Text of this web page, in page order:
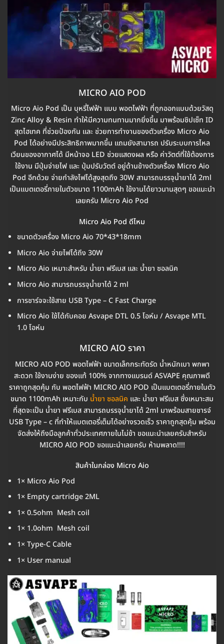
MICRO AIO POD
Micro Aio Pod เป็น บุหรี่ไฟฟ้า แบบ พอตไฟฟ้า ที่ถูกออกแบบด้วยวัสดุ
Zinc Alloy & Resin ทำให้มีความทนทานมากยิ่งขึ้น มาพร้อมชิปเซ็ท ID
สุดไฮเทค ที่ช่วยป้องกัน และ ช่วยการทำงานของตัวเครื่อง Micro Aio
Pod ได้อย่างมีประสิทธิภาพมากขึ้น แถมยังสามารถ ปรับระบบการไหล
เวียนของอากาศได้ มีหน้าจอ LED ช่วยแสดงผล หรือ ค่าวัตต์ที่ใช้ต้องการ
ใช้งาน มีปุ่มจ่ายไฟ และ ปุ่มปรับวัตต์ อยู่ด้านข้างตัวเครื่อง Micro Aio
Pod อีกด้วย จ่ายกำลังไฟได้สูงสุดถึง 30W สามารถบรรจุน้ำยาได้ 2ml
เป็นแบตเตอรี่ภายในตัวขนาด 1100mAh ใช้งานได้ยาวนานสุดๆ ขอแนะนำ
เลยครับ Micro Aio Pod
Micro Aio Pod ดีไหม
ขนาดตัวเครื่อง Micro Aio 70*43*18mm
Micro Aio จ่ายไฟได้ถึง 30W
Micro Aio เหมาะสำหรับ น้ำยา ฟรีเบส และ น้ำยา ซอลนิค
Micro Aio สามารถบรรจุน้ำยาได้ 2 ml
การชาร์จจะใช้สาย USB Type – C Fast Charge
Micro Aio ใช้ได้กับคอย Asvape DTL 0.5 โอห์ม / Asvape MTL
1.0 โอห์ม
MICRO AIO ราคา
MICRO AIO POD พอตไฟฟ้า ขนาดเล็กกระทัดรัด น้ำหนักเบา พกพา
สะดวก ใช้งานง่าย ของแท้ 100% จากทางแบรนด์ ASVAPE คุณภาพดี
ราคาถูกสุดคุ้ม กับ พอตไฟฟ้า MICRO AIO POD เป็นแบตเตอรี่ภายในตัว
ขนาด 1100mAh เหมาะกับ น้ำยา ซอลนิค และ น้ำยา ฟรีเบส ซึ่งเหมาะสม
ที่สุดจะเป็น น้ำยา ฟรีเบส สามารถบรรจุน้ำยาได้ 2ml มาพร้อมสายชารจ์
USB Type – c ที่ทำให้แบตเตอรี่เต็มได้อย่างรวดเร็ว ราคาถูกสุดคุ้ม พร้อม
จัดส่งให้ถึงมือลูกค้าทั่วประเทศภายในไม่ช้า ขอแนะนำเลยครับสำหรับ
MICRO AIO POD ขอแนะนำเลยครับ ห้ามพลาด!!!!
สินค้าในกล่อง Micro Aio
1× Micro Aio Pod
1× Empty cartridge 2ML
1× 0.5ohm Mesh coil
1× 1.0ohm Mesh coil
1× Type-C Cable
1× User manual